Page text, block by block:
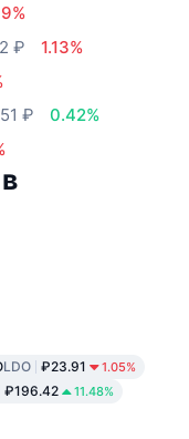
₽
1.13%
₽
0.42%
LDO ₽23.91 1.05%
₽196.42 11.48%